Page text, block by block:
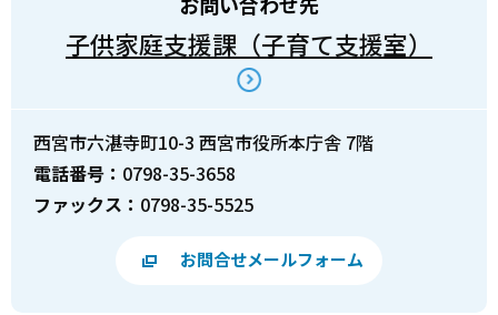
子供家庭支援課（子育て支援室）
西宮市六湛寺町10-3 西宮市役所本庁舎 7階
電話番号： 0798-35-3658
ファックス： 0798-35-5525
お問合せメールフォーム